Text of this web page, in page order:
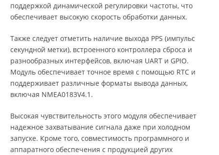
поддержкой динамической регулировки частоты, что
обеспечивает высокую скорость обработки данных.
Также следует отметить наличие выхода PPS (импульс
секундной метки), встроенного контроллера сброса и
разнообразных интерфейсов, включая UART и GPIO.
Модуль обеспечивает точное время с помощью RTC и
поддерживает различные форматы вывода данных,
включая NMEA0183V4.1.
Высокая чувствительность этого модуля обеспечивает
надежное захватывание сигнала даже при холодном
запуске. Кроме того, совместимость программного и
аппаратного обеспечения с продукцией других